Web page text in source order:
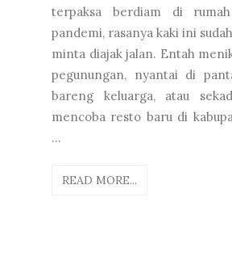
terpaksa berdiam di
pandemi, rasanya kaki ini
minta diajak jalan. Entah
pegunungan, nyantai di
bareng keluarga, atau
mencoba resto baru di
...
READ MORE...